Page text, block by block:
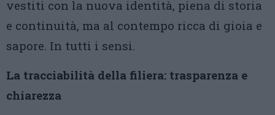
vestiti con la nuova identità, piena di storia
e continuità, ma al contempo ricca di gioia e
sapore. In tutti i sensi.
La tracciabilità della filiera: trasparenza e
chiarezza